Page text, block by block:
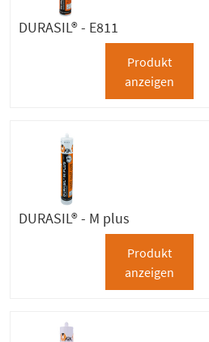
DURASIL® - E811
Produkt
anzeigen
DURASIL® - M plus
Produkt
anzeigen